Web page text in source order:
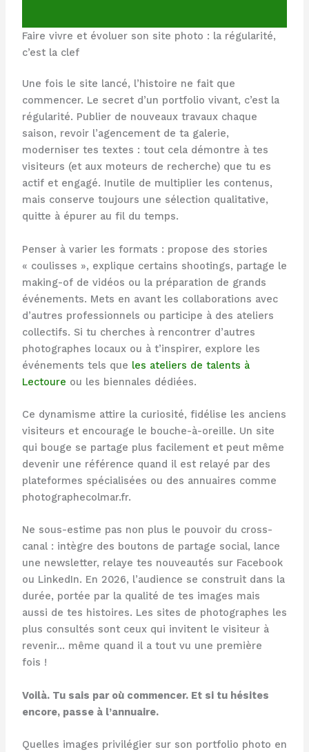
Faire vivre et évoluer son site photo : la régularité,
c’est la clef
Une fois le site lancé, l’histoire ne fait que
commencer. Le secret d’un portfolio vivant, c’est la
régularité. Publier de nouveaux travaux chaque
saison, revoir l’agencement de ta galerie,
moderniser tes textes : tout cela démontre à tes
visiteurs (et aux moteurs de recherche) que tu es
actif et engagé. Inutile de multiplier les contenus,
mais conserve toujours une sélection qualitative,
quitte à épurer au fil du temps.
Penser à varier les formats : propose des stories
« coulisses », explique certains shootings, partage le
making-of de vidéos ou la préparation de grands
événements. Mets en avant les collaborations avec
d’autres professionnels ou participe à des ateliers
collectifs. Si tu cherches à rencontrer d’autres
photographes locaux ou à t’inspirer, explore les
événements tels que les ateliers de talents à
Lectoure ou les biennales dédiées.
Ce dynamisme attire la curiosité, fidélise les anciens
visiteurs et encourage le bouche-à-oreille. Un site
qui bouge se partage plus facilement et peut même
devenir une référence quand il est relayé par des
plateformes spécialisées ou des annuaires comme
photographecolmar.fr.
Ne sous-estime pas non plus le pouvoir du cross-
canal : intègre des boutons de partage social, lance
une newsletter, relaye tes nouveautés sur Facebook
ou LinkedIn. En 2026, l’audience se construit dans la
durée, portée par la qualité de tes images mais
aussi de tes histoires. Les sites de photographes les
plus consultés sont ceux qui invitent le visiteur à
revenir… même quand il a tout vu une première
fois !
Voilà. Tu sais par où commencer. Et si tu hésites
encore, passe à l’annuaire.
Quelles images privilégier sur son portfolio photo en